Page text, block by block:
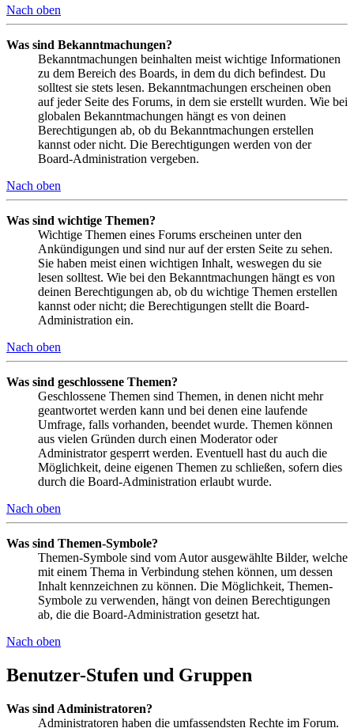
Nach oben
Was sind Bekanntmachungen?
Bekanntmachungen beinhalten meist wichtige Informationen
zu dem Bereich des Boards, in dem du dich befindest. Du
solltest sie stets lesen. Bekanntmachungen erscheinen oben
auf jeder Seite des Forums, in dem sie erstellt wurden. Wie bei
globalen Bekanntmachungen hängt es von deinen
Berechtigungen ab, ob du Bekanntmachungen erstellen
kannst oder nicht. Die Berechtigungen werden von der
Board-Administration vergeben.
Nach oben
Was sind wichtige Themen?
Wichtige Themen eines Forums erscheinen unter den
Ankündigungen und sind nur auf der ersten Seite zu sehen.
Sie haben meist einen wichtigen Inhalt, weswegen du sie
lesen solltest. Wie bei den Bekanntmachungen hängt es von
deinen Berechtigungen ab, ob du wichtige Themen erstellen
kannst oder nicht; die Berechtigungen stellt die Board-
Administration ein.
Nach oben
Was sind geschlossene Themen?
Geschlossene Themen sind Themen, in denen nicht mehr
geantwortet werden kann und bei denen eine laufende
Umfrage, falls vorhanden, beendet wurde. Themen können
aus vielen Gründen durch einen Moderator oder
Administrator gesperrt werden. Eventuell hast du auch die
Möglichkeit, deine eigenen Themen zu schließen, sofern dies
durch die Board-Administration erlaubt wurde.
Nach oben
Was sind Themen-Symbole?
Themen-Symbole sind vom Autor ausgewählte Bilder, welche
mit einem Thema in Verbindung stehen können, um dessen
Inhalt kennzeichnen zu können. Die Möglichkeit, Themen-
Symbole zu verwenden, hängt von deinen Berechtigungen
ab, die die Board-Administration gesetzt hat.
Nach oben
Benutzer-Stufen und Gruppen
Was sind Administratoren?
Administratoren haben die umfassendsten Rechte im Forum.